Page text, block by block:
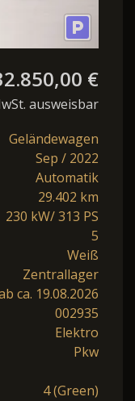
€
ausweisbar
Geländewagen
Sep / 2022
Automatik
29.402 km
230 kW/ 313 PS
5
Weiß
Zentrallager
ca. 19.08.2026
002935
Elektro
Pkw
4 (Green)